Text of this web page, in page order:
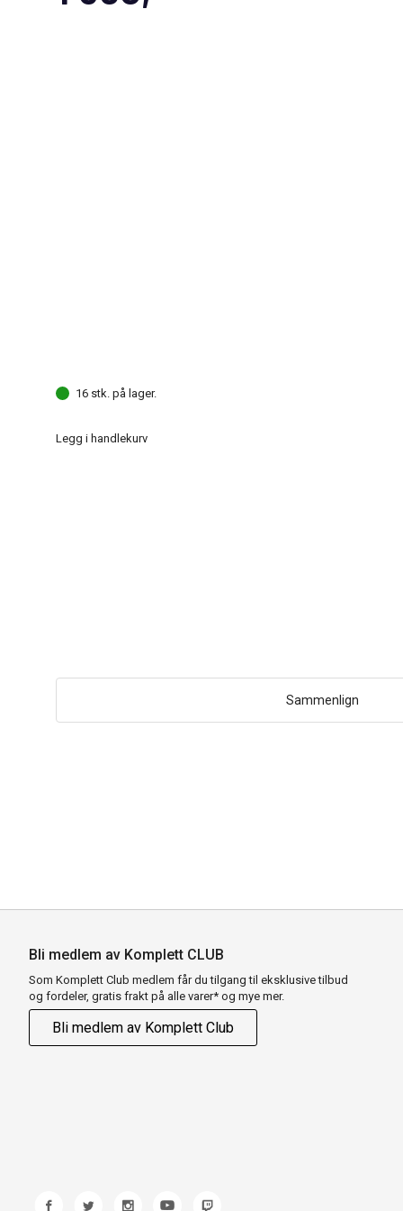
16 stk. på lager.
Legg i handlekurv
Sammenlign
Bli medlem av Komplett CLUB
Som Komplett Club medlem får du tilgang til eksklusive tilbud
og fordeler, gratis frakt på alle varer* og mye mer.
Bli medlem av Komplett Club